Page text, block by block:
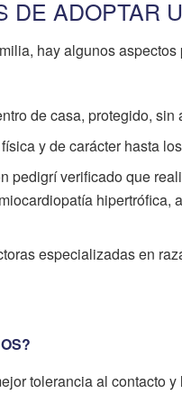
DE ADOPTAR
hay algunos
de casa, protegido, sin
y de carácter hasta
pedigrí verificado que
hipertrófica,
especializadas en
tolerancia al contacto